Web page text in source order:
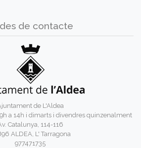
de contacte
de L'Aldea
a 14h i dimarts i divendres quinzenalment
Catalunya, 114-116
ALDEA, L' Tarragona
977471735